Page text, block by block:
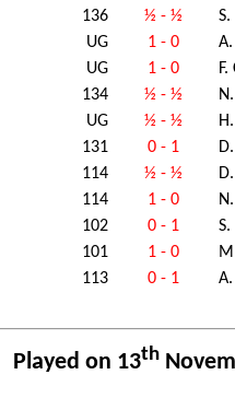
136 ½ - ½
UG 1 - 0
UG 1 - 0
134 ½ - ½
UG ½ - ½
131 0 - 1
114 ½ - ½
114 1 - 0
102 0 - 1
101 1 - 0
113 0 - 1
Played on 13th